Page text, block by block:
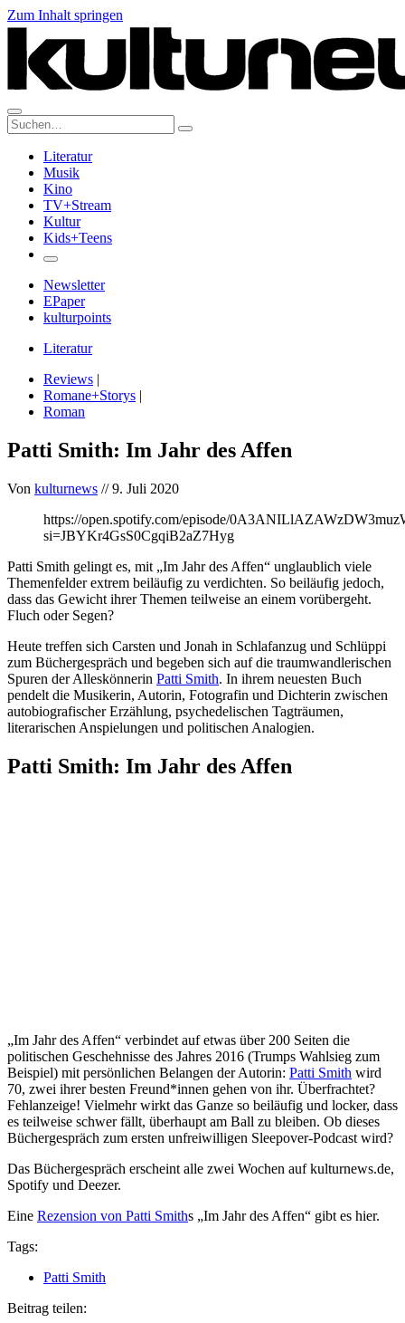
Zum Inhalt springen
Suche:
Literatur
Musik
Kino
TV+Stream
Kultur
Kids+Teens
Newsletter
EPaper
kulturpoints
Literatur
Reviews |
Romane+Storys |
Roman
Patti Smith: Im Jahr des Affen
Von kulturnews // 9. Juli 2020
https://open.spotify.com/episode/
si=JBYKr4GsS0CgqiB2aZ7Hyg
Patti Smith gelingt es, mit „Im Jahr des Affen“ unglaublich viele
Themenfelder extrem beiläufig zu verdichten. So beiläufig jedoch,
dass das Gewicht ihrer Themen teilweise an einem vorübergeht.
Fluch oder Segen?
Heute treffen sich Carsten und Jonah in Schlafanzug und Schlüppi
zum Büchergespräch und begeben sich auf die traumwandlerischen
Spuren der Alleskönnerin Patti Smith. In ihrem neuesten Buch
pendelt die Musikerin, Autorin, Fotografin und Dichterin zwischen
autobiografischer Erzählung, psychedelischen Tagträumen,
literarischen Anspielungen und politischen Analogien.
Patti Smith: Im Jahr des Affen
„Im Jahr des Affen“ verbindet auf etwas über 200 Seiten die
politischen Geschehnisse des Jahres 2016 (Trumps Wahlsieg zum
Beispiel) mit persönlichen Belangen der Autorin: Patti Smith wird
70, zwei ihrer besten Freund*innen gehen von ihr. Überfrachtet?
Fehlanzeige! Vielmehr wirkt das Ganze so beiläufig und locker, dass
es teilweise schwer fällt, überhaupt am Ball zu bleiben. Ob dieses
Büchergespräch zum ersten unfreiwilligen Sleepover-Podcast wird?
Das Büchergespräch erscheint alle zwei Wochen auf kulturnews.de,
Spotify und Deezer.
Eine Rezension von Patti Smiths „Im Jahr des Affen“ gibt es hier.
Tags:
Patti Smith
Beitrag teilen: